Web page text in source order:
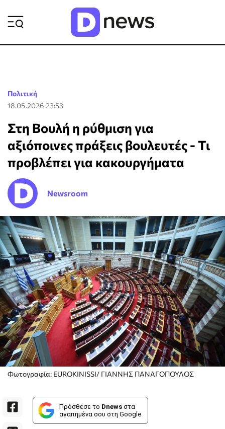
Πολιτική
18.05.2026 23:53
Στη Βουλή η ρύθμιση για
αξιόποινες πράξεις βουλευτές - Τι
προβλέπει για κακουργήματα
Newsroom
Φωτογραφία: EUROKINISSI/ ΓΙΑΝΝΗΣ ΠΑΝΑΓΟΠΟΥΛΟΣ
Πρόσθεσε το Dnews στα
αγαπημένα σου στη Google